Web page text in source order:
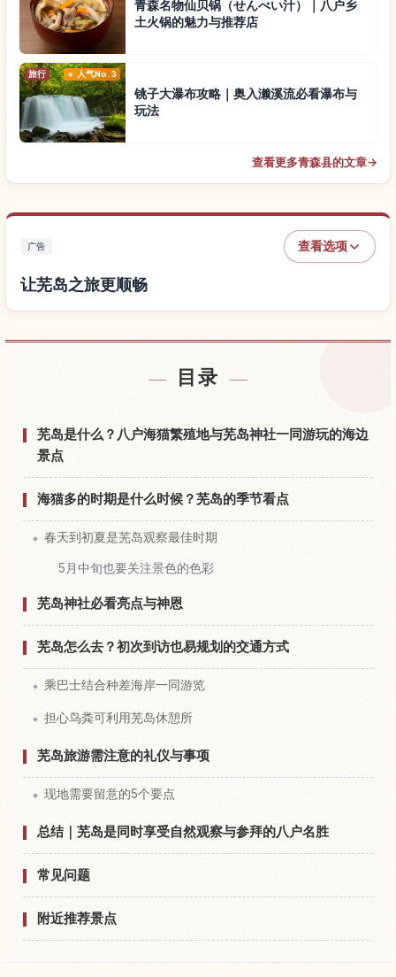
青森名物仙贝锅（せんべい汁）｜八户乡
土火锅的魅力与推荐店
旅行 人气No.3
铫子大瀑布攻略｜奥入濑溪流必看瀑布与
玩法
查看更多青森县的文章→
广告 查看选项
让芜岛之旅更顺畅
目录
芜岛是什么？八户海猫繁殖地与芜岛神社一同游玩的海边
景点
海猫多的时期是什么时候？芜岛的季节看点
春天到初夏是芜岛观察最佳时期
5月中旬也要关注景色的色彩
芜岛神社必看亮点与神恩
芜岛怎么去？初次到访也易规划的交通方式
乘巴士结合种差海岸一同游览
担心鸟粪可利用芜岛休憩所
芜岛旅游需注意的礼仪与事项
现地需要留意的5个要点
总结｜芜岛是同时享受自然观察与参拜的八户名胜
常见问题
附近推荐景点